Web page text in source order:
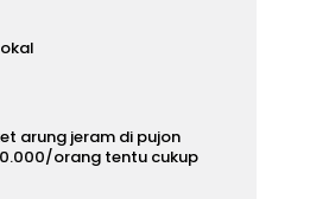
arung jeram di pujon
orang tentu cukup